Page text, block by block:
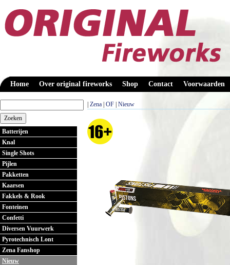
Home Over original fireworks Shop Contact Voorwaarden
Batterijen
Knal
Single Shots
Pijlen
Pakketten
Kaarsen
Fakkels & Rook
Fonteinen
Confetti
Diversen Vuurwerk
Pyrotechnisch Lont
Zena Fanshop
Nieuw
Zena OF Nieuw